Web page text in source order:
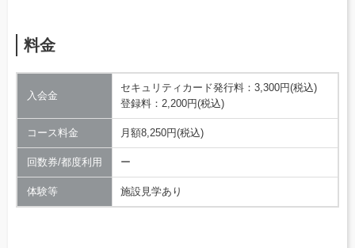
料金
入会金
セキュリティカード発行料：3,300円(税込)
登録料：2,200円(税込)
コース料金 月額8,250円(税込)
回数券/都度利用 ー
体験等 施設見学あり